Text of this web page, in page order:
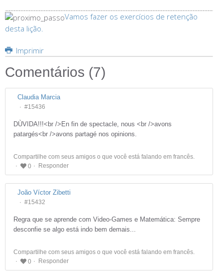
Vamos fazer os exercícios de retenção
desta lição.
Imprimir
Comentários (7)
Claudia Marcia
#15436
DÙVIDA!!!<br />En fin de spectacle, nous <br />avons
patargés<br />avons partagé nos opinions.
Compartilhe com seus amigos o que você está falando em francês.
0
Responder
João Víctor Zibetti
#15432
Regra que se aprende com Video-Games e Matemática: Sempre
desconfie se algo está indo bem demais...
Compartilhe com seus amigos o que você está falando em francês.
0
Responder